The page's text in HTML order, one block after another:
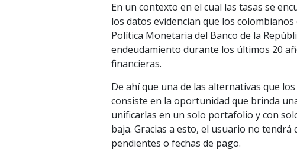
En un contexto en el cual las tasas se
los datos evidencian que los
Política Monetaria del Banco de la
endeudamiento durante los últimos 20
financieras.
De ahí que una de las alternativas que
consiste en la oportunidad que brinda
unificarlas en un solo portafolio y con
baja. Gracias a esto, el usuario no
pendientes o fechas de pago.